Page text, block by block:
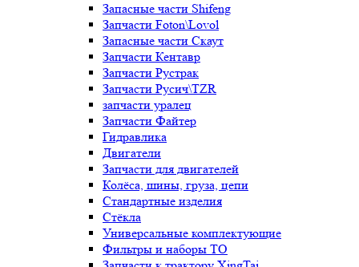
Запасные части Shifeng
Запчасти Foton\Lovol
Запасные части Скаут
Запчасти Кентавр
Запчасти Рустрак
Запчасти Русич\TZR
запчасти уралец
Запчасти Файтер
Гидравлика
Двигатели
Запчасти для двигателей
Колёса, шины, груза, цепи
Стандартные изделия
Стёкла
Универсальные комплектующие
Фильтры и наборы ТО